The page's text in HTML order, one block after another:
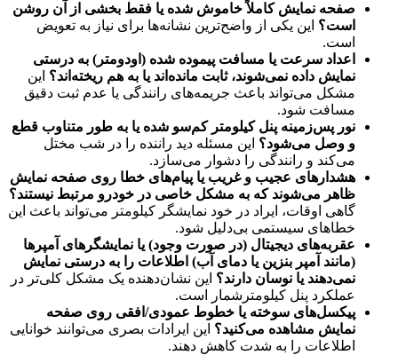
صفحه نمایش کاملاً خاموش شده یا فقط بخشی از آن روشن
است؟ این یکی از واضح‌ترین نشانه‌ها برای نیاز به تعویض
است.
اعداد سرعت یا مسافت پیموده شده (اودومتر) به درستی
نمایش داده نمی‌شوند، ثابت مانده‌اند یا به هم ریخته‌اند؟ این
مشکل می‌تواند باعث جریمه‌های رانندگی یا عدم ثبت دقیق
مسافت شود.
نور پس‌زمینه پنل کیلومتر کم‌سو شده یا به طور متناوب قطع
و وصل می‌شود؟ این مسئله دید راننده را در شب مختل
می‌کند و رانندگی را دشوار می‌سازد.
هشدارهای عجیب و غریب یا پیام‌های خطا روی صفحه نمایش
ظاهر می‌شوند که به مشکل خاصی در خودرو مرتبط نیستند؟
گاهی اوقات، ایراد در خود نمایشگر کیلومتر می‌تواند باعث این
خطاهای سیستمی بی‌دلیل شود.
عقربه‌های دیجیتال (در صورت وجود) یا نمایشگرهای آمپرها
(مانند آمپر بنزین یا دمای آب) اطلاعات را به درستی نمایش
نمی‌دهند یا نوسان دارند؟ این نشان‌دهنده یک مشکل کلی‌تر در
عملکرد پنل کیلومترشمار است.
پیکسل‌های سوخته یا خطوط عمودی/افقی روی صفحه
نمایش مشاهده می‌کنید؟ این ایرادات بصری می‌توانند خوانایی
اطلاعات را به شدت کاهش دهند.